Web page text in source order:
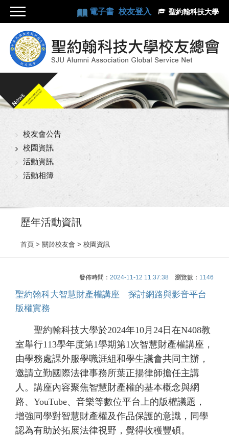
電子書 校友登入 聖約翰科技大學
校友會公告
校園資訊
活動資訊
活動相簿
歷年活動資訊
首頁 > 關於校友會 > 校園資訊
發佈時間： 2024-11-12 11:37:38 瀏覽數： 1146
聖約翰科大智慧財產權講座 探討網路與影音平台
版權實務
聖約翰科技大學於2024年10月24日在N408教
室舉行113學年度第1學期第1次智慧財產權講座，
由學務處課外服學職涯組和學生議會共同主辦，
邀請立勤國際法律事務所葉正揚律師擔任主講
人。講座內容聚焦智慧財產權的基本概念與網
路、YouTube、音樂等數位平台上的版權議題，
增強同學對智慧財產權及作品保護的意識，同學
認為有助於拓展法律視野，覺得收穫豐碩。